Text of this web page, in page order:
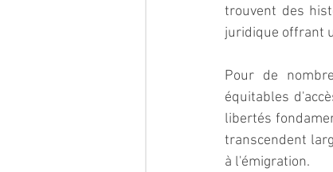
trouvent des
juridique offrant
Pour de
équitables
libertés
transcendent
à l'émigration.